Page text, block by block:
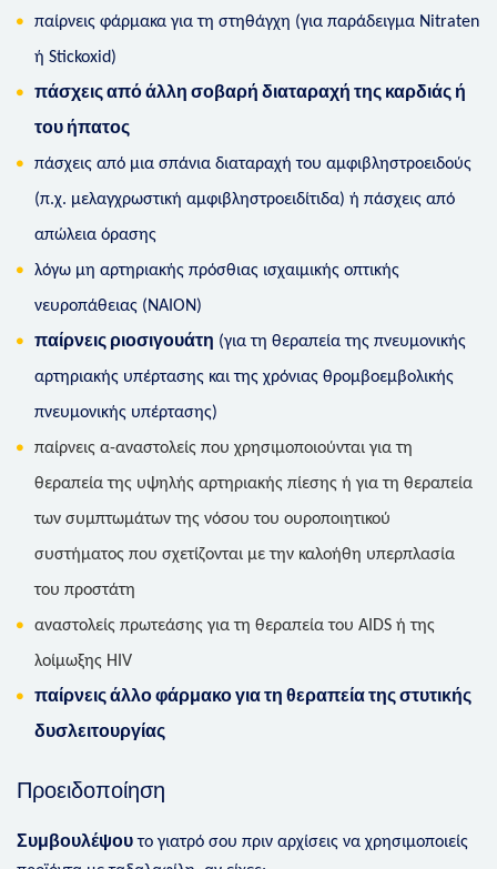
παίρνεις φάρμακα για τη στηθάγχη (για παράδειγμα Nitraten
ή Stickoxid)
πάσχεις από άλλη σοβαρή διαταραχή της καρδιάς ή
του ήπατος
πάσχεις από μια σπάνια διαταραχή του αμφιβληστροειδούς
(π.χ. μελαγχρωστική αμφιβληστροειδίτιδα) ή πάσχεις από
απώλεια όρασης
λόγω μη αρτηριακής πρόσθιας ισχαιμικής οπτικής
νευροπάθειας (ΝΑΙΟΝ)
παίρνεις ριοσιγουάτη (για τη θεραπεία της πνευμονικής
αρτηριακής υπέρτασης και της χρόνιας θρομβοεμβολικής
πνευμονικής υπέρτασης)
παίρνεις α-αναστολείς που χρησιμοποιούνται για τη
θεραπεία της υψηλής αρτηριακής πίεσης ή για τη θεραπεία
των συμπτωμάτων της νόσου του ουροποιητικού
συστήματος που σχετίζονται με την καλοήθη υπερπλασία
του προστάτη
αναστολείς πρωτεάσης για τη θεραπεία του AIDS ή της
λοίμωξης HIV
παίρνεις άλλο φάρμακο για τη θεραπεία της στυτικής
δυσλειτουργίας
Προειδοποίηση
Συμβουλέψουτο γιατρό σου πριν αρχίσεις να χρησιμοποιείς